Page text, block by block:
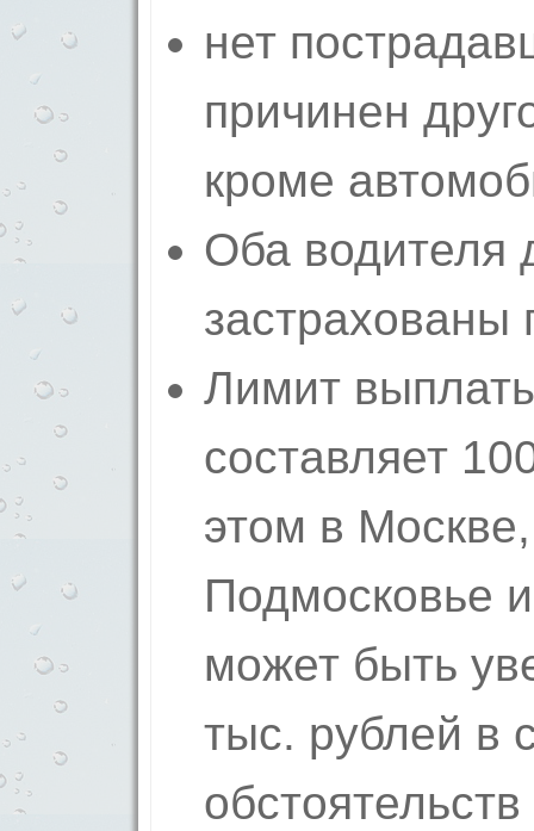
нет
причинен
кроме
Оба водителя
Лимит
составляет
этом в
Подмосковье
может быть
тыс. рублей в